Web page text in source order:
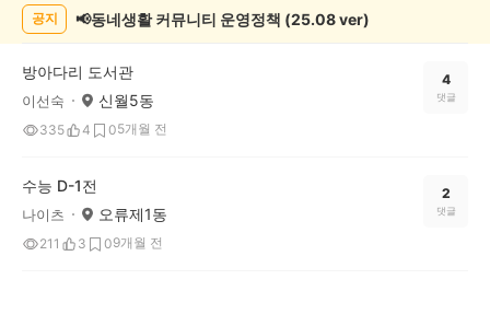
글
공지 📢동네생활 커뮤니티 운영정책 (25.08 ver)
방아다리 도서관
이선숙 신월5동
335 4 05개월 전
4
댓글
수능 D-1전
나이츠 오류제1동
211 3 09개월 전
2
댓글